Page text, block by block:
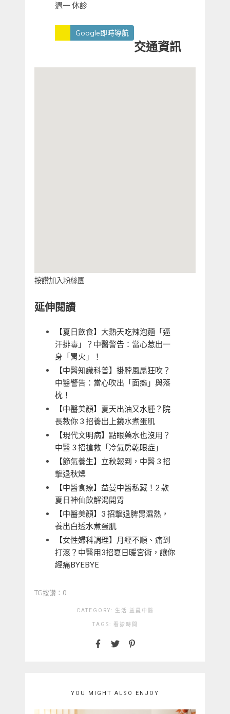
週一 休診
Google即時導航
交通資訊
按讚加入粉絲團
延伸閱讀
【夏日飲食】大熱天吃辣泡麵「逼
汗排毒」？中醫警告：當心惹出一
身「胃火」！
【中醫知識科普】掛脖風扇狂吹？
中醫警告：當心吹出「面癱」與落
枕！
【中醫美顏】夏天出油又水腫？院
長教你 3 招養出上鏡水煮蛋肌
【現代文明病】點眼藥水也沒用？
中醫 3 招搶救「冷氣房乾眼症」
【節氣養生】立秋報到，中醫 3 招
擊退秋燥
【中醫食療】益曼中醫私藏！2 款
夏日神仙飲解渴開胃
【中醫美顏】3 招擊退脾胃濕熱，
養出白透水煮蛋肌
【女性婦科調理】月經不順、痛到
打滾？中醫用3招夏日暖宮術，讓你
經痛BYEBYE
TG按讚：0
CATEGORY: 生活 益曼中醫
TAGS: 看診時間
YOU MIGHT ALSO ENJOY